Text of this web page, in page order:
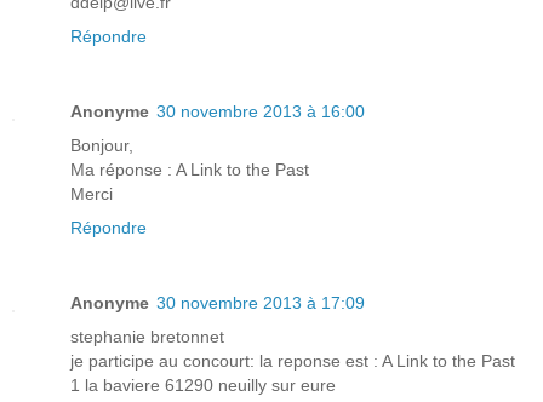
Répondre
Anonyme 30 novembre 2013 à 16:00
Bonjour,
Ma réponse : A Link to the Past
Merci
Répondre
Anonyme 30 novembre 2013 à 17:09
stephanie bretonnet
je participe au concourt: la reponse est : A Link to the Past
1 la baviere 61290 neuilly sur eure